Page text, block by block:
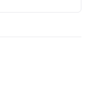
yumeneko365.co